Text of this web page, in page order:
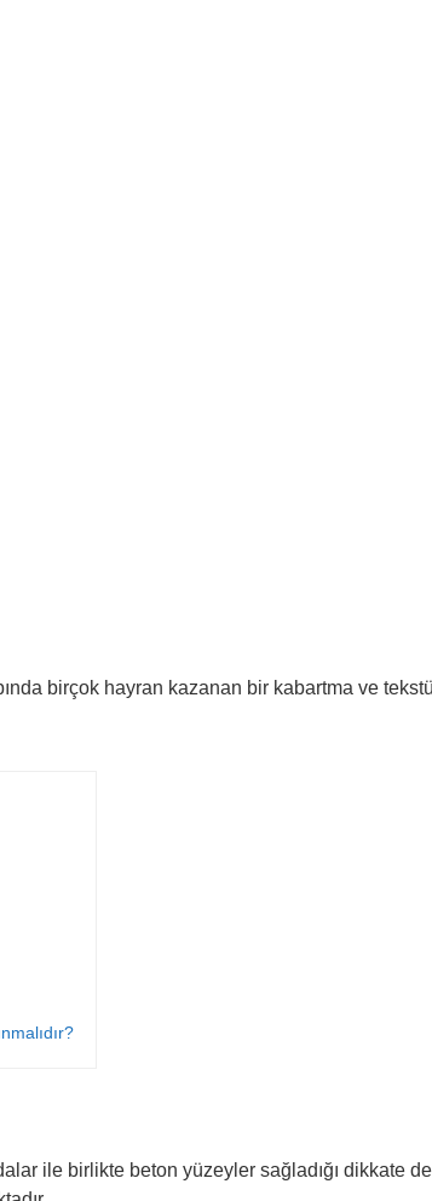
birçok hayran kazanan bir kabartma ve
ile birlikte beton yüzeyler sağladığı dikkate